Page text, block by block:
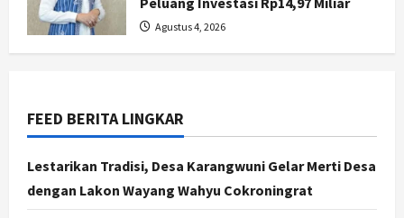
Agustus 4, 2026
FEED BERITA LINGKAR
Lestarikan Tradisi, Desa Karangwuni Gelar Merti Desa
dengan Lakon Wayang Wahyu Cokroningrat
Agustus 7, 2026
3
Cantik Bangsawan Jawa
Jogja
Jasa Marga Pastikan Pembangunan